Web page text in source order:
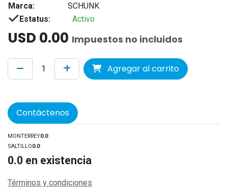
Marca:
SCHUNK
Estatus:
Activo
USD 0.00 Impuestos no incluidos
Agregar al carrito
Contáctenos
MONTERREY0.0
SALTILLO0.0
0.0 en existencia
Términos y condiciones